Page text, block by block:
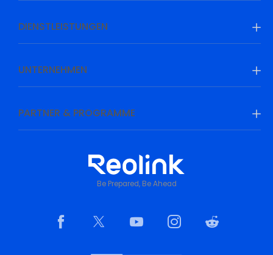
DIENSTLEISTUNGEN
UNTERNEHMEN
PARTNER & PROGRAMME
Be Prepared, Be Ahead